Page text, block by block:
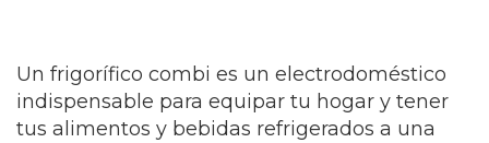
Un frigorífico combi es un electrodoméstico
indispensable para equipar tu hogar y tener
tus alimentos y bebidas refrigerados a una